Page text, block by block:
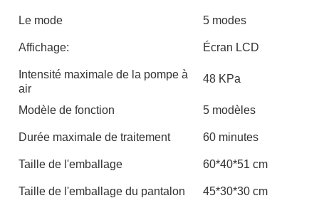
Le mode 5 modes
Affichage: Écran LCD
Intensité maximale de la pompe à
air
48 KPa
Modèle de fonction 5 modèles
Durée maximale de traitement 60 minutes
Taille de l'emballage 60*40*51 cm
Taille de l'emballage du pantalon 45*30*30 cm